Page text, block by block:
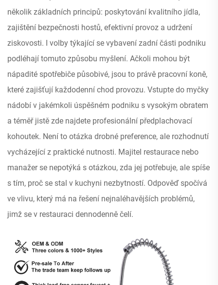
několik základních principů: poskytování kvalitního jídla,
zajištění bezpečnosti hostů, efektivní provoz a udržení
ziskovosti. I volby týkající se vybavení zadní části podniku
podléhají tomuto způsobu myšlení. Ačkoli mohou být
nápadité spotřebiče působivé, jsou to právě pracovní koně,
které zajišťují každodenní chod provozu. Vstupte do myčky
nádobí v jakémkoli úspěšném podniku s vysokým obratem
a téměř jistě zde najdete profesionální předplachovací
kohoutek. Není to otázka drobné preference, ale rozhodnutí
vycházející z praktické nutnosti. Majitel restaurace nebo
manažer se nepotýká s otázkou, zda jej potřebuje, ale spíše
s tím, proč se stal v kuchyni nezbytností. Odpověď spočívá
ve vlivu, který má na řešení nejnaléhavějších problémů,
jimž se v restauraci dennodenně čelí.